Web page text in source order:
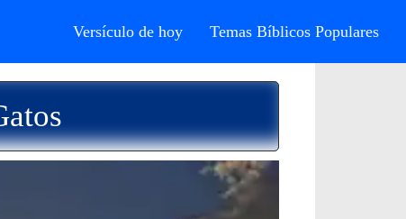
Versículo de hoy Temas Bíblicos Populares